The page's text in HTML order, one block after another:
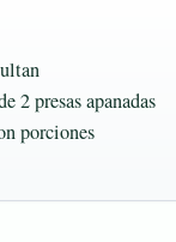
2 presas apanadas
porciones